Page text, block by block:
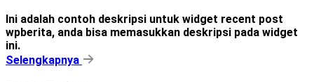
Ini adalah contoh deskripsi untuk widget recent post
wpberita, anda bisa memasukkan deskripsi pada widget
ini.
Selengkapnya